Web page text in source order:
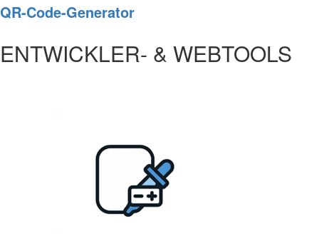
QR-Code-Generator
ENTWICKLER- & WEBTOOLS